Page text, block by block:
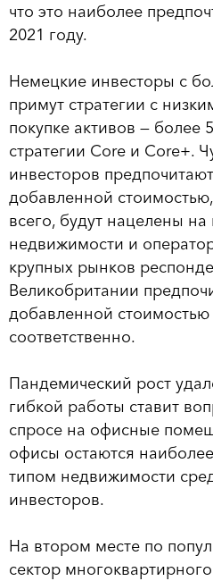
что это наиболее
2021 году.
Немецкие инвесторы с
примут стратегии с
покупке активов — более
стратегии Core и Core+.
инвесторов
добавленной
всего, будут нацелены на
недвижимости и
крупных рынков
Великобритании
добавленной стоимостью
соответственно.
Пандемический рост
гибкой работы ставит
спросе на офисные
офисы остаются
типом недвижимости
инвесторов.
На втором месте по
сектор